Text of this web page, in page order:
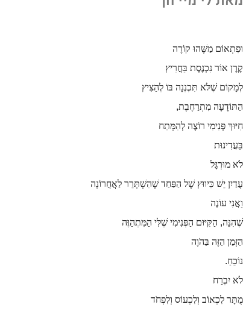
וּפִתְאוֹם מַשֶּׁהוּ קוֹרֶה
קֶרֶן אוֹר נִכְנֶסֶת בַּחֲרִיץ
לְמָקוֹם שֶׁלֹּא תִּכְנְנָה בּוֹ לְהַצִּיץ
הַתּוֹדָעָה מִתְרַחֶבֶת,
חִיּוּךְ פְּנִימִי רוֹצֶה לְהִמָּתַח
בַּעֲדִינוּת
לֹא מוּרְגָּל
עֲדַיִן יֵשׁ כִּיווּץ שֶׁל הַפַּחַד שֶׁהִשְׁתָּרֵר לַאֲחֲרוֹנָה
וַאֲנִי עוֹנֶה
שֶׁהִנֵּה, הַקִּיּוּם הַפְּנִימִי שֶׁלִּי הַמִּתְהַוֶּה
הַזְּמַן הַזֶּה בַּהֹוֶה
נוֹכֵחַ.
לֹא יִבְרַח
מֻתָּר לִכְאוֹב וְלִכְעוֹס וְלִפְחֹד